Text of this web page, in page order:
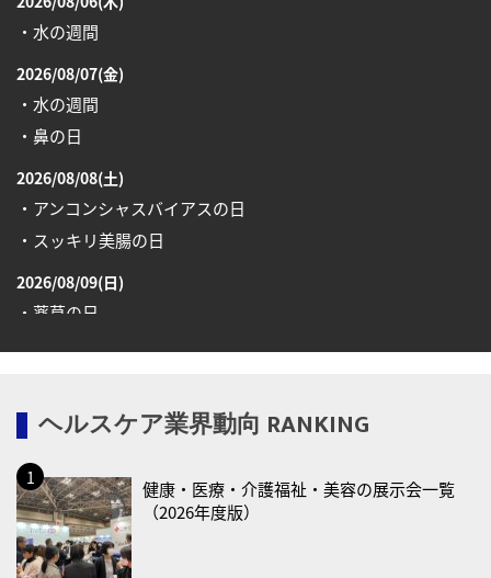
・水の週間
2026/08/07(金)
・水の週間
・鼻の日
2026/08/08(土)
・アンコンシャスバイアスの日
・スッキリ美腸の日
2026/08/09(日)
・薬草の日
2026/08/10(月)
・糖化の日
2026/08/12(水)
・育児の日
2026/08/13(木)
・一汁三菜の日
ヘルスケア業界動向 RANKING
健康・医療・介護福祉・美容の展示会一覧
（2026年度版）